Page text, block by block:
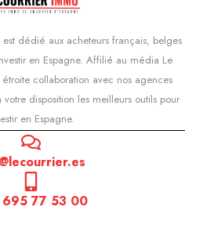
dédié aux acheteurs français, belges
en Espagne. Affilié au média Le
collaboration avec nos agences
votre disposition les meilleurs outils pour
en Espagne.
77 53 00